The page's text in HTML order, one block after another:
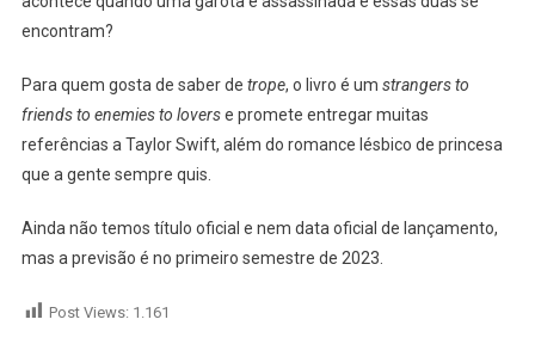
encontram?
Para quem gosta de saber de trope, o livro é um strangers to
friends to enemies to loverse promete entregar muitas
referências a Taylor Swift, além do romance lésbico de princesa
que a gente sempre quis.
Ainda não temos título oficial e nem data oficial de lançamento,
mas a previsão é no primeiro semestre de 2023.
Post Views: 1.161